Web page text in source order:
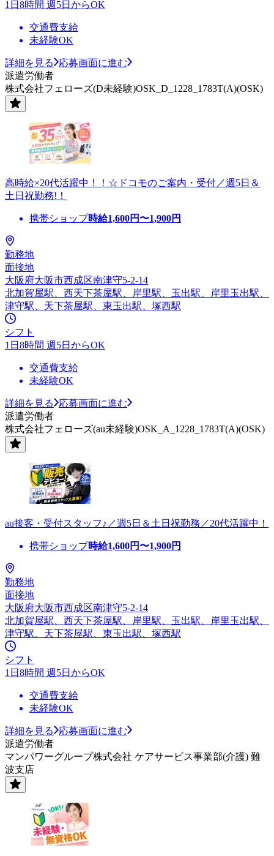
1日8時間 週5日からOK
交通費支給
未経験OK
詳細を見る
応募画面に進む
派遣労働者
株式会社フェローズ(D未経験)OSK_D_1228_1783T(A)(OSK)
高時給×20代活躍中！！☆ドコモのご案内・受付／週5日＆
土日祝勤務!！
携帯ショップ時給1,600円〜1,900円
勤務地
面接地
大阪府大阪市西成区南津守5-2-14
北加賀屋駅、西天下茶屋駅、岸里駅、玉出駅、岸里玉出駅、
津守駅、天下茶屋駅、東玉出駅、塚西駅
シフト
1日8時間 週5日からOK
交通費支給
未経験OK
詳細を見る
応募画面に進む
派遣労働者
株式会社フェローズ(au未経験)OSK_A_1228_1783T(A)(OSK)
au接客・受付スタッフ♪／週5日＆土日祝勤務／20代活躍中！
携帯ショップ時給1,600円〜1,900円
勤務地
面接地
大阪府大阪市西成区南津守5-2-14
北加賀屋駅、西天下茶屋駅、岸里駅、玉出駅、岸里玉出駅、
津守駅、天下茶屋駅、東玉出駅、塚西駅
シフト
1日8時間 週5日からOK
交通費支給
未経験OK
詳細を見る
応募画面に進む
派遣労働者
マンパワーグループ株式会社 ケアサービス事業部(介護) 難
波支店